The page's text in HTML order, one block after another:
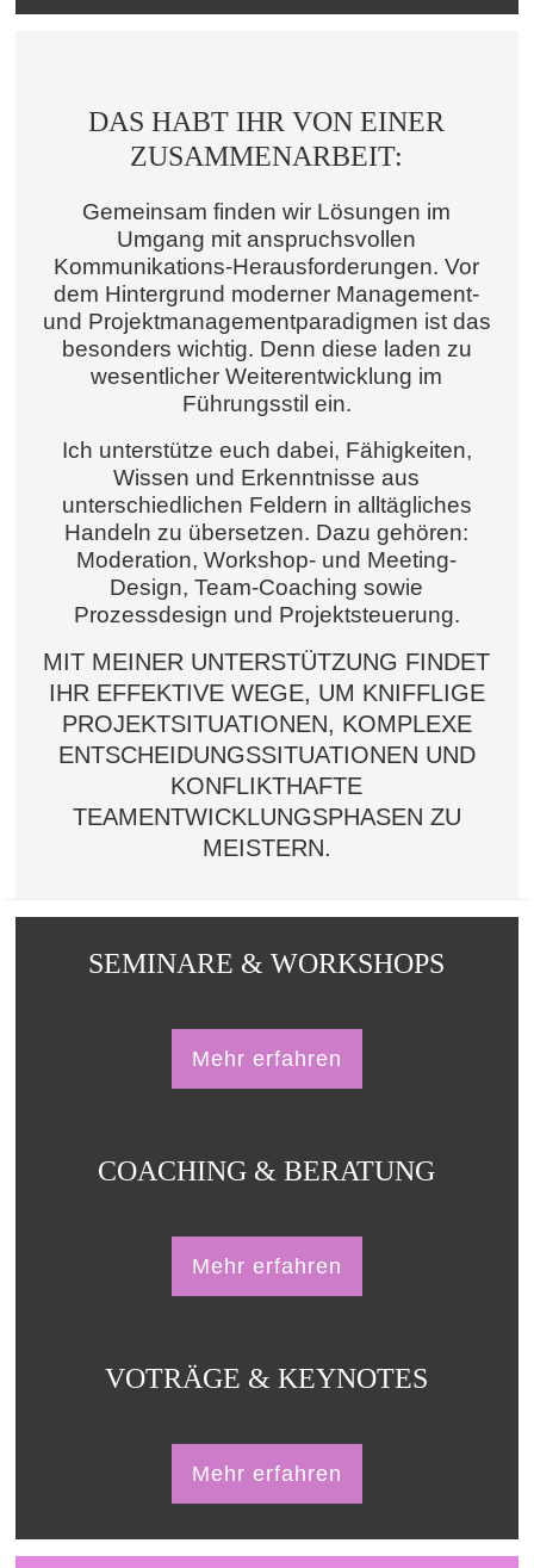
DAS HABT IHR VON EINER
ZUSAMMENARBEIT:
Gemeinsam finden wir Lösungen im
Umgang mit anspruchsvollen
Kommunikations-Herausforderungen. Vor
dem Hintergrund moderner Management-
und Projektmanagementparadigmen ist das
besonders wichtig. Denn diese laden zu
wesentlicher Weiterentwicklung im
Führungsstil ein.
Ich unterstütze euch dabei, Fähigkeiten,
Wissen und Erkenntnisse aus
unterschiedlichen Feldern in alltägliches
Handeln zu übersetzen. Dazu gehören:
Moderation, Workshop- und Meeting-
Design, Team-Coaching sowie
Prozessdesign und Projektsteuerung.
MIT MEINER UNTERSTÜTZUNG FINDET
IHR EFFEKTIVE WEGE, UM KNIFFLIGE
PROJEKTSITUATIONEN, KOMPLEXE
ENTSCHEIDUNGSSITUATIONEN UND
KONFLIKTHAFTE
TEAMENTWICKLUNGSPHASEN ZU
MEISTERN.
SEMINARE & WORKSHOPS
Mehr erfahren
COACHING & BERATUNG
Mehr erfahren
VOTRÄGE & KEYNOTES
Mehr erfahren